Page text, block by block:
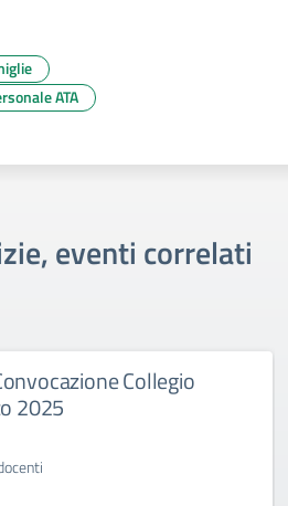
ATA
eventi correlati
Collegio
2025